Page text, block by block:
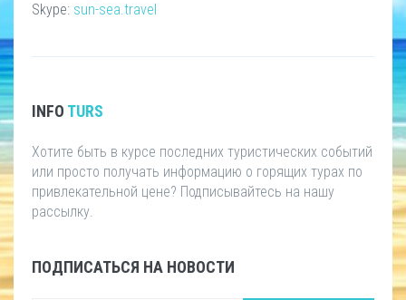
Skype: sun-sea.travel
INFO TURS
Хотите быть в курсе последних туристических событий
или просто получать информацию о горящих турах по
привлекательной цене? Подписывайтесь на нашу
рассылку.
ПОДПИСАТЬСЯ НА НОВОСТИ